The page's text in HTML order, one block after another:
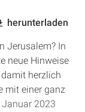
herunterladen
Jerusalem? In
neue Hinweise
herzlich
mit einer ganz
2023